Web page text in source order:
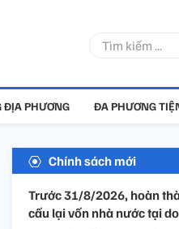
ĐỊA PHƯƠNG ĐA PHƯƠNG
Chính sách mới
Trước 31/8/2026, hoàn
cấu lại vốn nhà nước tại